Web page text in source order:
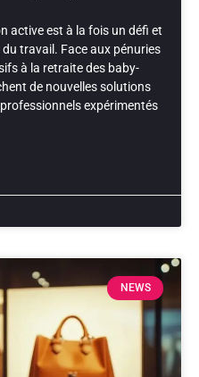
active est à la fois un défi et
travail. Face aux pénuries
à la retraite des baby-
de nouvelles solutions
expérimentés
NEWS